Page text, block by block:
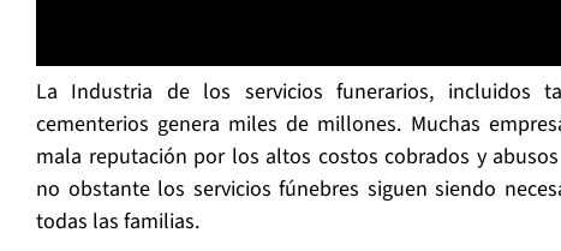
La Industria de los servicios funerarios, incluidos
cementerios genera miles de millones. Muchas
mala reputación por los altos costos cobrados y
no obstante los servicios fúnebres siguen siendo
todas las familias.